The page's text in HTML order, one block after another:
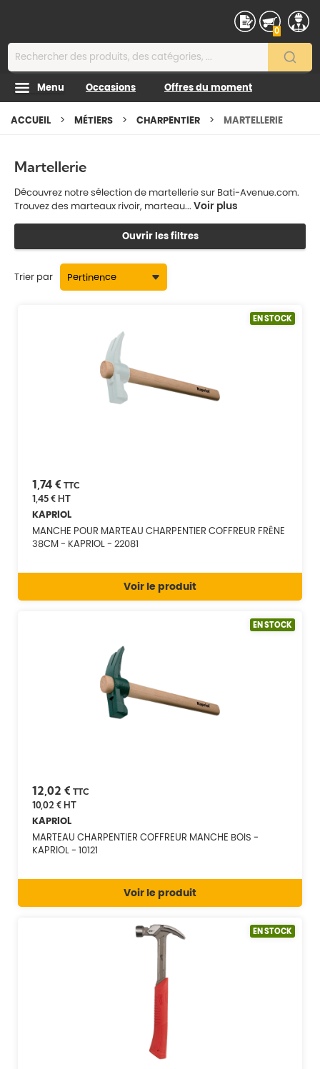
0
Menu Occasions Offres du moment
ACCUEIL MÉTIERS CHARPENTIER MARTELLERIE
Martellerie
Découvrez notre sélection de martellerie sur Bati-Avenue.com.
Trouvez des marteaux rivoir, marteau... Voir plus
Ouvrir les filtres
Trier par
EN STOCK
1,74 € TTC
1,45 €HT
KAPRIOL
MANCHE POUR MARTEAU CHARPENTIER COFFREUR FRÊNE
38CM - KAPRIOL - 22081
Voir le produit
EN STOCK
12,02 € TTC
10,02 €HT
KAPRIOL
MARTEAU CHARPENTIER COFFREUR MANCHE BOIS -
KAPRIOL - 10121
Voir le produit
EN STOCK